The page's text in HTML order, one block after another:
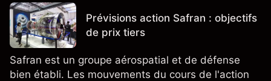
Prévisions action Safran : objectifs
de prix tiers
Safran est un groupe aérospatial et de défense
bien établi. Les mouvements du cours de l'action